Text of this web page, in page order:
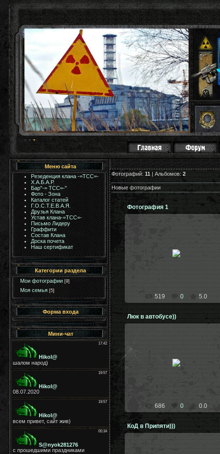
Меню сайта
Резеденция клана -=ТСС=-
Х.А.Б.А.Р.
Бар"-= TCC=-"
Фото - Зона
Каталог статей
Г.О.С.Т.Е.В.А.Я.
Друзья Клана
Устав клана-=ТСС=-
Письмо Лидеру
Граффити
Состав Клана
Доска почета
Наш сертификат
Категории раздела
Мои фотографии [9]
Моя семья [5]
Форма входа
Мини-чат
Фотографий: 11 | Альбомов: 2
Новые фотографии
Фотография 1
клан [T.F]
519 0 5.0
Люк в автобусе))
Люк в Автобусе
686 0 0.0
КоД в Припяти)))